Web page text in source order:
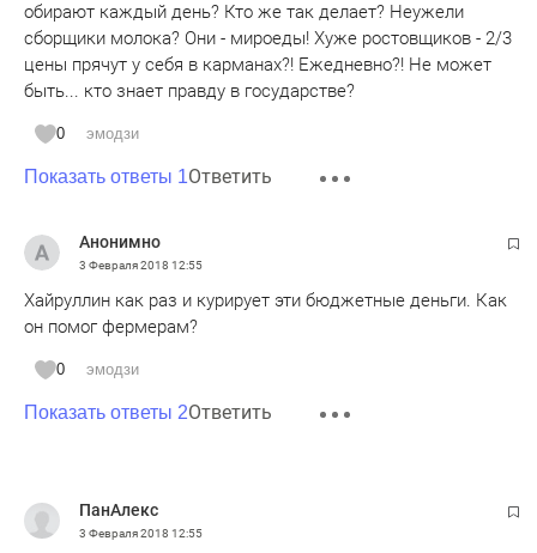
обирают каждый день? Кто же так делает? Неужели
сборщики молока? Они - мироеды! Хуже ростовщиков - 2/3
цены прячут у себя в карманах?! Ежедневно?! Не может
быть... кто знает правду в государстве?
0 эмодзи
Показать ответы 1Ответить
Анонимно
3 Февраля 2018 12:55
Хайруллин как раз и курирует эти бюджетные деньги. Как
он помог фермерам?
0 эмодзи
Показать ответы 2Ответить
ПанАлекс
3 Февраля 2018 12:55